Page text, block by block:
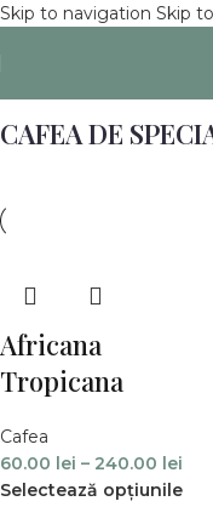
Skip to navigation Skip
CAFEA DE
Africana
Tropicana
Cafea
60.00 lei – 240.00 lei
Selectează opțiunile